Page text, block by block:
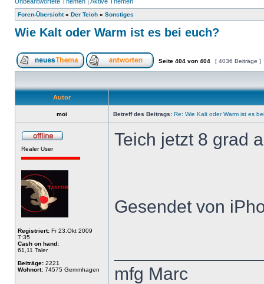
Foren-Übersicht» Der Teich » Sonstiges
Wie Kalt oder Warm ist es bei euch?
Seite 404 von 404 [ 4036 Beiträge ]
Autor
moi Betreff des Beitrags: Re: Wie Kalt oder Warm ist es
Realer User
Registriert: Fr 23.Okt 2009
7:35
Cash on hand:
61,11 Taler
Beiträge: 2221
Wohnort: 74575 Gemmhagen
Teich jetzt 8 grad
Gesendet von
mfg Marc